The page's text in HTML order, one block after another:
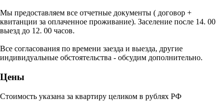
Мы предоставляем все отчетные документы ( договор +
квитанции за оплаченное проживание). Заселение после 14. 00
выезд до 12. 00 часов.
Все согласования по времени заезда и выезда, другие
индивидуальные обстоятельства - обсудим дополнительно.
Цены
Стоимость указана за квартиру целиком в рублях РФ